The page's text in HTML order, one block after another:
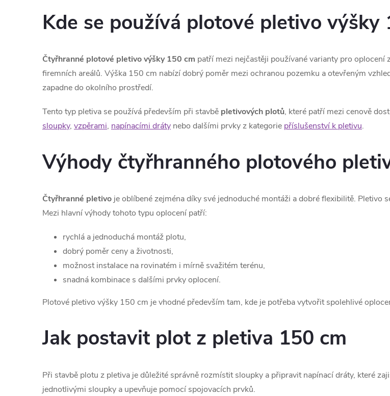
v
l
á
d
a
c
í
p
r
v
k
p
s
Kde se používá plotové pletivo výšky
Čtyřhranné plotové pletivo výšky 150 cm patří mezi nejčastěji používané varianty pro
firemních areálů. Výška 150 cm nabízí dobrý poměr mezi ochranou pozemku a otevřeným
zapadne do okolního prostředí.
Tento typ pletiva se používá především při stavbě pletivových plotů, které patří mezi cenově
sloupky, vzpěrami, napínacími dráty nebo dalšími prvky z kategorie příslušenství k pletivu.
Výhody čtyřhranného plotového
Čtyřhranné pletivo je oblíbené zejména díky své jednoduché montáži a dobré flexibilitě.
Mezi hlavní výhody tohoto typu oplocení patří:
rychlá a jednoduchá montáž plotu,
dobrý poměr ceny a životnosti,
možnost instalace na rovinatém i mírně svažitém terénu,
snadná kombinace s dalšími prvky oplocení.
Plotové pletivo výšky 150 cm je vhodné především tam, kde je potřeba vytvořit spolehlivé
Jak postavit plot z pletiva 150 cm
Při stavbě plotu z pletiva je důležité správně rozmístit sloupky a připravit napínací dráty, které
jednotlivými sloupky a upevňuje pomocí spojovacích prvků.